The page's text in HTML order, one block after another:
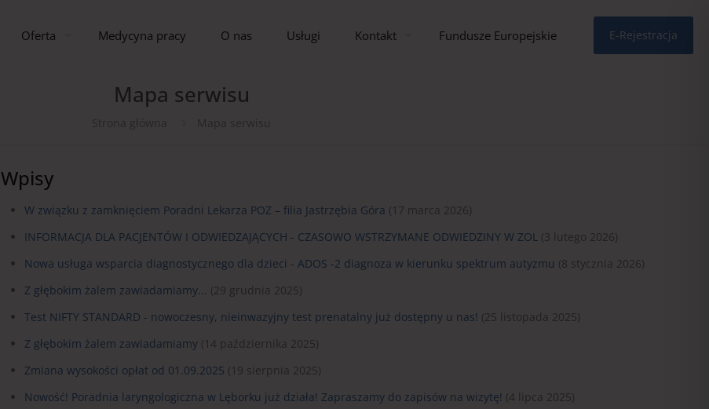
Oferta Medycyna pracy O nas Usługi Kontakt Fundusze Europejskie E-Rejestracja
Mapa serwisu
Wpisy
W związku z zamknięciem Poradni Lekarza POZ – filia Jastrzębia Góra (17 marca 2026)
INFORMACJA DLA PACJENTÓW I ODWIEDZAJĄCYCH - CZASOWO WSTRZYMANE ODWIEDZINY W ZOL (3 lutego 2026)
Nowa usługa wsparcia diagnostycznego dla dzieci - ADOS -2 diagnoza w kierunku spektrum autyzmu (8 stycznia 2026)
Z głębokim żalem zawiadamiamy... (29 grudnia 2025)
Test NIFTY STANDARD - nowoczesny, nieinwazyjny test prenatalny już dostępny u nas! (25 listopada 2025)
Z głębokim żalem zawiadamiamy (14 października 2025)
Zmiana wysokości opłat od 01.09.2025 (19 sierpnia 2025)
Nowość! Poradnia laryngologiczna w Lęborku już działa! Zapraszamy do zapisów na wizytę! (4 lipca 2025)